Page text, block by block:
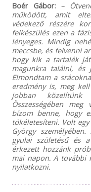
Boér Gábor: –
működött, amit
védekező részére
felkészülés ezen a
lényeges. Mindig
meccsbe, és felvenni
hogy kik a tartalék
magunkra találni, és
Elmondtam a
eredmény is, meg
jobban
Összességében
bízom benne, hogy
tökéletesíteni. Volt
György
gyulai születésű és
érkezett hozzánk
mai napon. A további
nyilatkozni.